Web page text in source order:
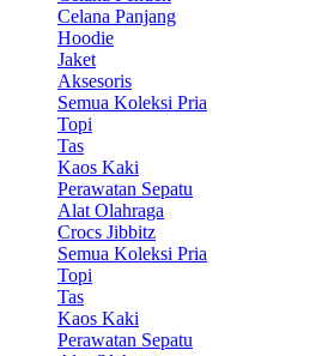
Celana Panjang
Hoodie
Jaket
Aksesoris
Semua Koleksi Pria
Topi
Tas
Kaos Kaki
Perawatan Sepatu
Alat Olahraga
Crocs Jibbitz
Semua Koleksi Pria
Topi
Tas
Kaos Kaki
Perawatan Sepatu